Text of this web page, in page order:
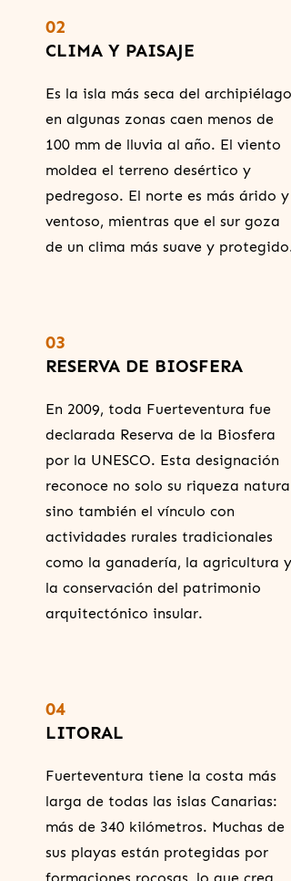
02
CLIMA Y PAISAJE
Es la isla más seca del archipiélago:
en algunas zonas caen menos de
100 mm de lluvia al año. El viento
moldea el terreno desértico y
pedregoso. El norte es más árido y
ventoso, mientras que el sur goza
de un clima más suave y protegido.
03
RESERVA DE BIOSFERA
En 2009, toda Fuerteventura fue
declarada Reserva de la Biosfera
por la UNESCO. Esta designación
reconoce no solo su riqueza natural,
sino también el vínculo con
actividades rurales tradicionales
como la ganadería, la agricultura y
la conservación del patrimonio
arquitectónico insular.
04
LITORAL
Fuerteventura tiene la costa más
larga de todas las islas Canarias:
más de 340 kilómetros. Muchas de
sus playas están protegidas por